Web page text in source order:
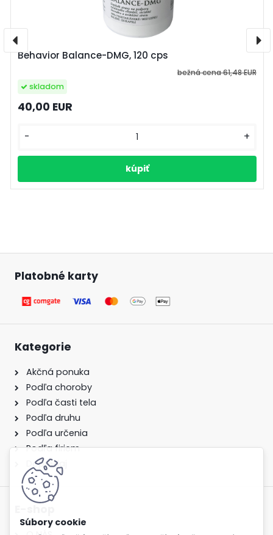
Behavior Balance-DMG, 120 cps
bežná cena61,48 EUR
40,00 EUR
- +
skladom
Platobné karty
Kategorie
Akčná ponuka
Podľa choroby
Podľa časti tela
Podľa druhu
Podľa určenia
Podľa firiem
Dopredaj